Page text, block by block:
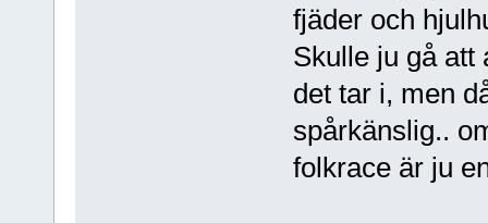
fjäder och
Skulle ju gå att
det tar i, men
spårkänslig..
folkrace är ju